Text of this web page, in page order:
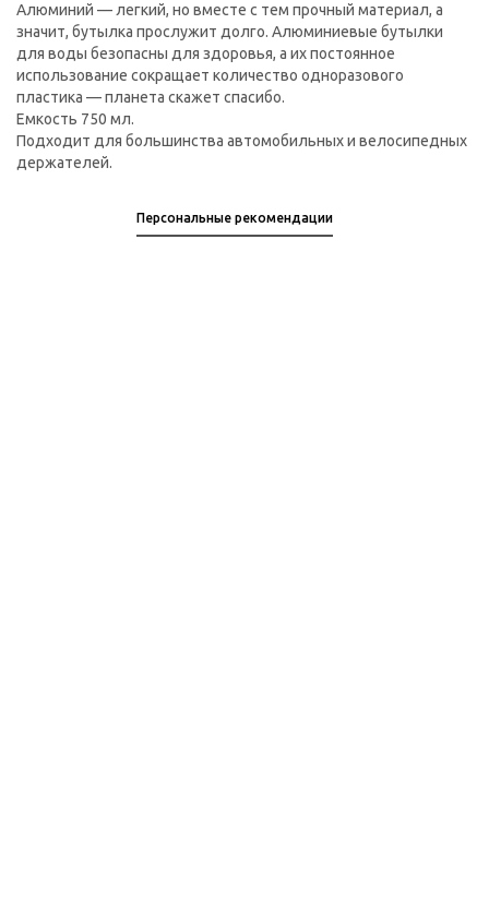
Алюминий — легкий, но вместе с тем прочный материал, а
значит, бутылка прослужит долго. Алюминиевые бутылки
для воды безопасны для здоровья, а их постоянное
использование сокращает количество одноразового
пластика — планета скажет спасибо.
Емкость 750 мл.
Подходит для большинства автомобильных и велосипедных
держателей.
Персональные рекомендации